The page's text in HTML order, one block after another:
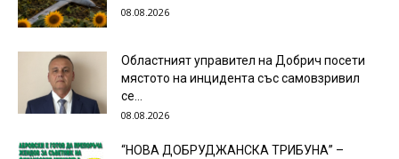
08.08.2026
Областният управител на Добрич посети
мястото на инцидента със самовзривил
се...
08.08.2026
“НОВА ДОБРУДЖАНСКА ТРИБУНА” –